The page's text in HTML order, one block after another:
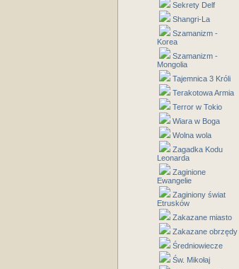
Sekrety Delf
Shangri-La
Szamanizm -
Korea
Szamanizm -
Mongolia
Tajemnica 3 Króli
Terakotowa Armia
Terror w Tokio
Wiara w Boga
Wolna wola
Zagadka Kodu
Leonarda
Zaginione
Ewangelie
Zaginiony świat
Etrusków
Zakazane miasto
Zakazane obrzędy
Średniowiecze
Św. Mikołaj